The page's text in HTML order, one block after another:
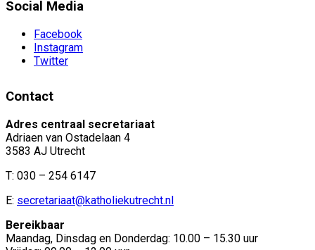
Social Media
Facebook
Instagram
Twitter
Contact
Adres centraal secretariaat
Adriaen van Ostadelaan 4
3583 AJ Utrecht
T: 030 – 254 6147
E: secretariaat@katholiekutrecht.nl
Bereikbaar
Maandag, Dinsdag en Donderdag: 10.00 – 15.30 uur